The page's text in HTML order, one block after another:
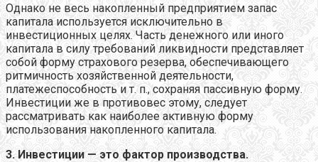
Однако не весь накопленный предприятием запас
капитала используется исключительно в
инвестиционных целях. Часть денежного или иного
капитала в силу требований ликвидности представляет
собой форму страхового резерва, обеспечивающего
ритмичность хозяйственной деятельности,
платежеспособность и т. п., сохраняя пассивную форму.
Инвестиции же в противовес этому, следует
рассматривать как наиболее активную форму
использования накопленного капитала.
3. Инвестиции — это фактор производства.